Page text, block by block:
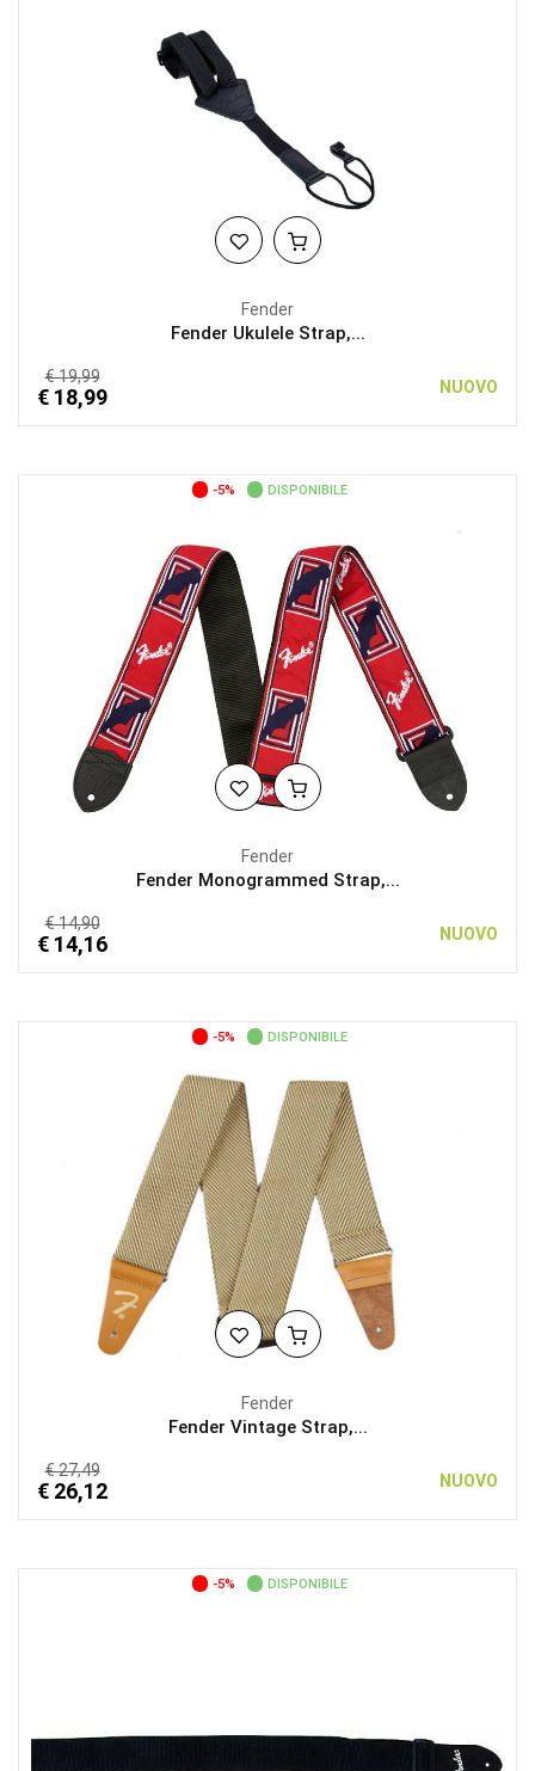
Fender
Fender Ukulele Strap,...
€ 19,99
€ 18,99 NUOVO
-5% DISPONIBILE
Fender
Fender Monogrammed Strap,...
€ 14,90
€ 14,16 NUOVO
-5% DISPONIBILE
Fender
Fender Vintage Strap,...
€ 27,49
€ 26,12 NUOVO
-5% DISPONIBILE